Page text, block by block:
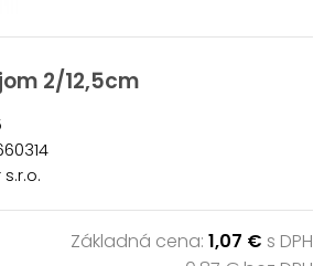
2/12,5cm
Základná cena: 1,07 € s DPH